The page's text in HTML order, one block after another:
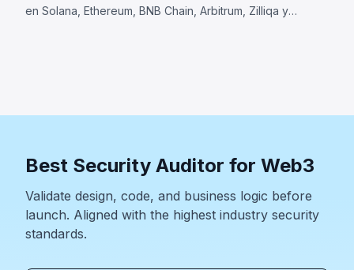
en Solana, Ethereum, BNB Chain, Arbitrum, Zilliqa y
Best Security Auditor for Web3
Validate design, code, and business logic before
launch. Aligned with the highest industry security
standards.